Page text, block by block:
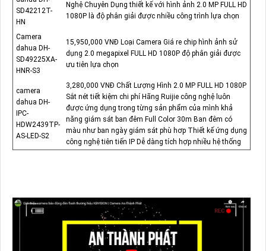
SD42212T-
HN
Nghệ Chuyên Dụng thiết kế với hình ảnh 2.0 MP FULL HD
1080P là độ phân giải được nhiều công trình lựa chọn
Camera
dahua DH-
SD49225XA-
HNR-S3
15,950,000 VNĐ Loại Camera Giá re chip hình ảnh sử
dụng 2.0 megapixel FULL HD 1080P độ phân giải được
ưu tiên lựa chọn
camera
dahua DH-
IPC-
HDW2439TP-
AS-LED-S2
3,280,000 VNĐ Chất Lượng Hình 2.0 MP FULL HD 1080P
Sắt nét tiết kiệm chi phí Hãng Ruijie công nghệ luôn
được ứng dụng trong từng sản phẩm của mình khả
năng giám sát ban đêm Full Color 30m Ban đêm có
màu như ban ngày giám sát phù hơp Thiết kế ứng dụng
công nghệ tiên tiến IP Dễ dàng tích hợp nhiều hệ thống